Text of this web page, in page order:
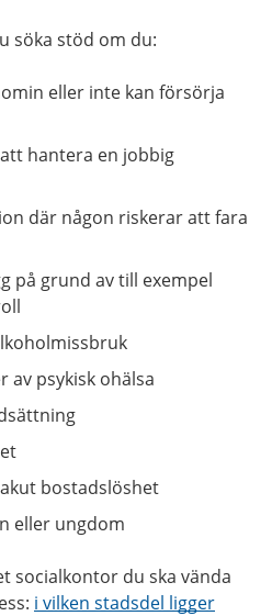
söka stöd om du:
eller inte kan försörja
hantera en jobbig
där någon riskerar att fara
på grund av till exempel
av psykisk ohälsa
bostadslöshet
eller ungdom
socialkontor du ska vända
i vilken stadsdel ligger